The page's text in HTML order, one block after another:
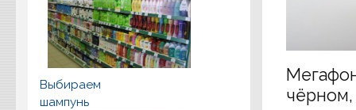
Выбираем
шампунь